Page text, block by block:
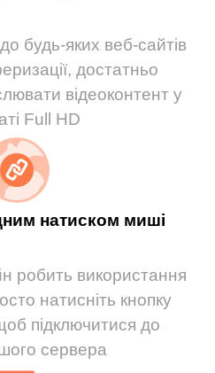
будь-яких веб-сайтів
достатньо
відеоконтент у
Full HD
натиском миші
робить використання
натисніть кнопку
підключитися до
сервера